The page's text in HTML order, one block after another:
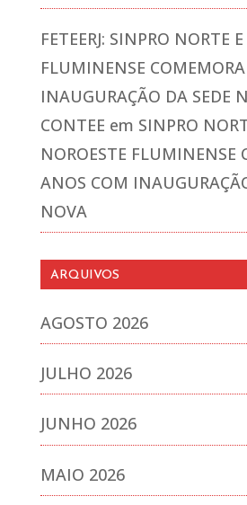
FETEERJ: SINPRO NORTE
FLUMINENSE
INAUGURAÇÃO DA SEDE
CONTEE em SINPRO
NOROESTE FLUMINENSE
ANOS COM
NOVA
ARQUIVOS
AGOSTO 2026
JULHO 2026
JUNHO 2026
MAIO 2026